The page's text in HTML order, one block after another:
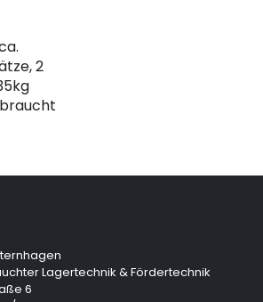
2
Lagertechnik & Fördertechnik
6